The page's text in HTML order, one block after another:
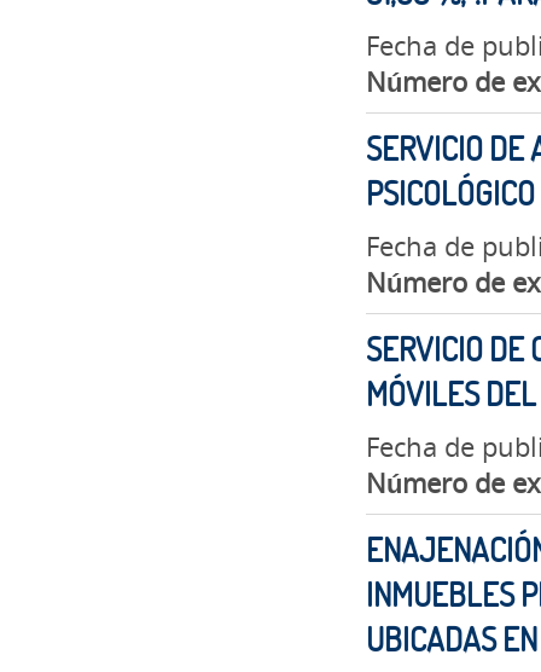
Fecha de
Número de
SERVICIO DE
Fecha de
Número de
SERVICIO DE
MÓVILES
Fecha de
Número de
INMUEBLES
UBICADAS